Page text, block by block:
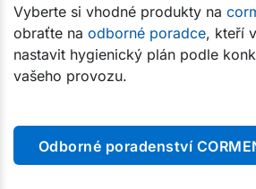
Vyberte si vhodné produkty na
obraťte na odborné poradce, kteří
nastavit hygienický plán podle
vašeho provozu.
Odborné poradenství